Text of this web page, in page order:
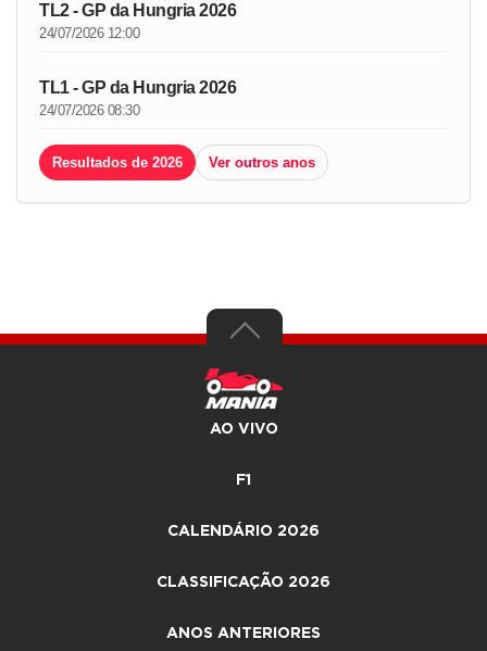
TL2 - GP da Hungria 2026
24/07/2026 12:00
TL1 - GP da Hungria 2026
24/07/2026 08:30
Resultados de 2026 Ver outros anos
AO VIVO
F1
CALENDÁRIO 2026
CLASSIFICAÇÃO 2026
ANOS ANTERIORES